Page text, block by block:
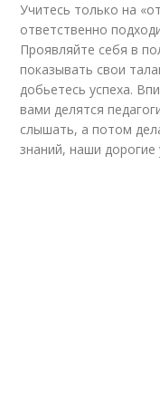
Учитесь только на
ответственно
Проявляйте себя в
показывать свои
добьетесь успеха.
вами делятся
слышать, а потом
знаний, наши дорогие